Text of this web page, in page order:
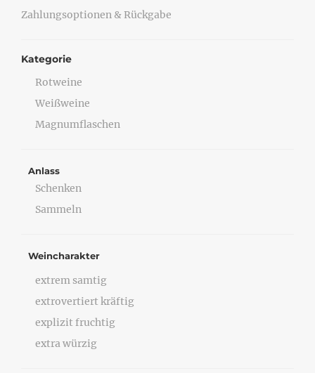
Zahlungsoptionen & Rückgabe
Kategorie
Rotweine
Weißweine
Magnumflaschen
Anlass
Schenken
Sammeln
Weincharakter
extrem samtig
extrovertiert kräftig
explizit fruchtig
extra würzig